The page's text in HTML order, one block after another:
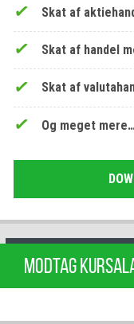
Skat af
Skat af handel
Skat af
Og meget
MODTAG